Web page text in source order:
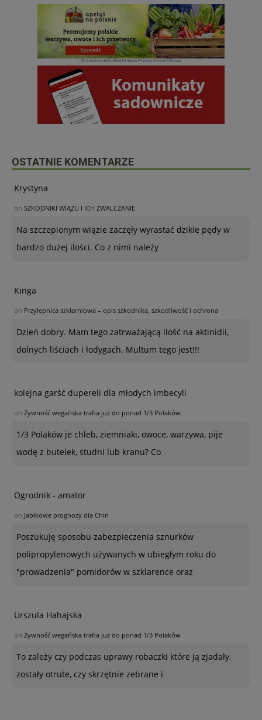
OSTATNIE KOMENTARZE
Krystyna
on SZKODNIKI WIĄZU I ICH ZWALCZANIE
Na szczepionym wiązie zaczęły wyrastać dzikie pędy w
bardzo dużej ilości. Co z nimi należy
Kinga
on Przylepnica szklarniowa – opis szkodnika, szkodliwość i ochrona
Dzień dobry. Mam tego zatrważającą ilość na aktinidii,
dolnych liściach i łodygach. Multum tego jest!!!
kolejna garść dupereli dla młodych imbecyli
on Żywność wegańska trafia już do ponad 1/3 Polaków
1/3 Polaków je chleb, ziemniaki, owoce, warzywa, pije
wodę z butelek, studni lub kranu? Co
Ogrodnik - amator
on Jabłkowe prognozy dla Chin
Poszukuję sposobu zabezpieczenia sznurków
polipropylenowych używanych w ubiegłym roku do
"prowadzenia" pomidorów w szklarence oraz
Urszula Hahajska
on Żywność wegańska trafia już do ponad 1/3 Polaków
To zależy czy podczas uprawy robaczki które ją zjadały,
zostały otrute, czy skrzętnie zebrane i